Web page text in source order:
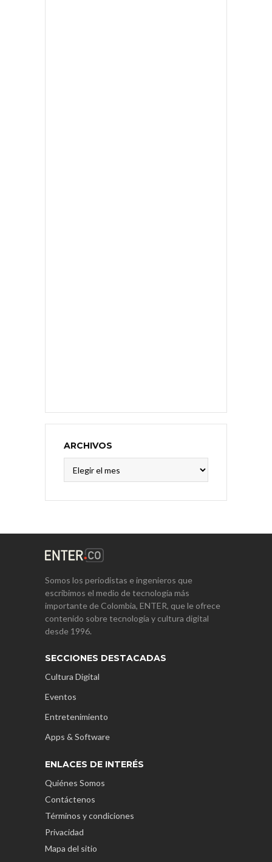
ARCHIVOS
Somos los periodistas e ingenieros que
escribimos el medio de tecnología más
importante de Colombia, ENTER, que le ofrece
contenido sobre tecnología y cultura digital
desde 1996.
SECCIONES DESTACADAS
Cultura Digital
Eventos
Entretenimiento
Apps & Software
ENLACES DE INTERÉS
Quiénes Somos
Contáctenos
Términos y condiciones
Privacidad
Mapa del sitio